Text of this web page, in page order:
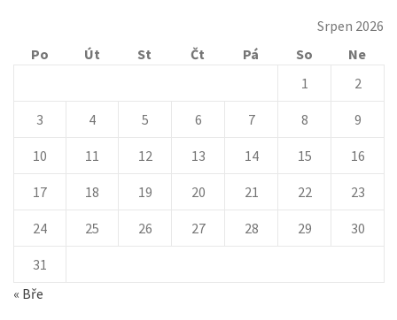
Srpen 2026
Po
Út St Čt Pá So
Ne
1
2
3 4 5 6 7 8 9
10 11 12 13 14 15 16
17 18 19 20 21 22 23
24 25 26 27 28 29 30
31
« Bře